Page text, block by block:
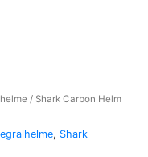
/ Shark Carbon Helm
, Shark